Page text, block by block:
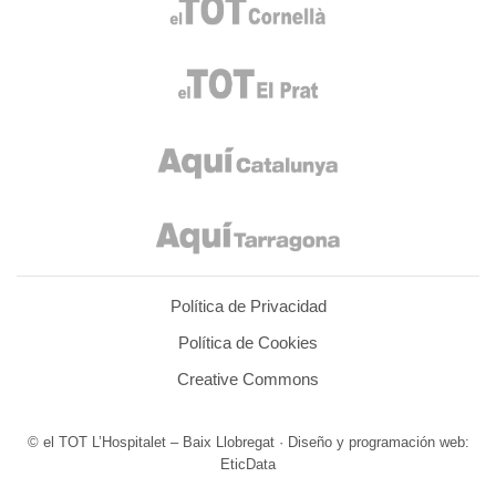
Política de Privacidad
Política de Cookies
Creative Commons
© el TOT L’Hospitalet – Baix Llobregat · Diseño y programación web:
EticData